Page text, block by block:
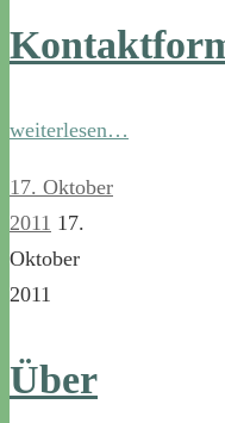
weiterlesen…
17. Oktober
2011 17.
Oktober
2011
Über